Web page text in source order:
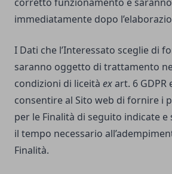
immediatamente dopo
I Dati che l’Interessato sceglie di
saranno oggetto di trattamento
condizioni di liceità exart. 6
consentire al Sito web di fornire i
per le Finalità di seguito indicate
il tempo necessario
Finalità.